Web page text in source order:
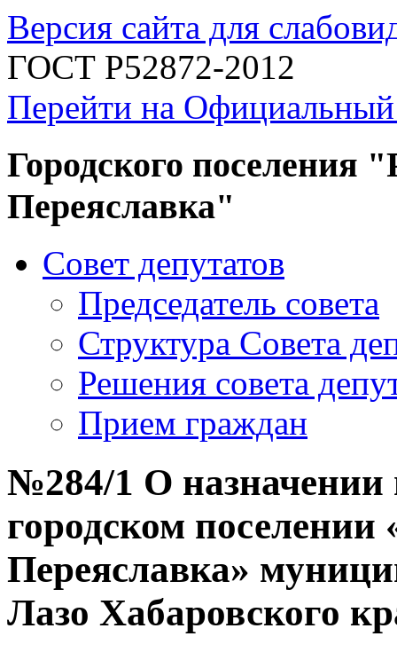
Версия сайта для
ГОСТ Р52872-2012
Перейти на
Городского поселения
Переяславка"
Совет депутатов
Председатель совета
Структура Совета
Решения совета
Прием граждан
№284/1 О
городском поселении
Переяславка»
Лазо Хабаровского